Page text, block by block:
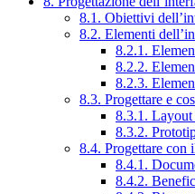
8.1. Obiettivi
8.2. Elementi
8.2.1.
8.2.2.
8.2.3.
8.3. Progettare e
8.3.1. Layout
8.3.2.
8.4. Progettare con
8.4.1.
8.4.2.